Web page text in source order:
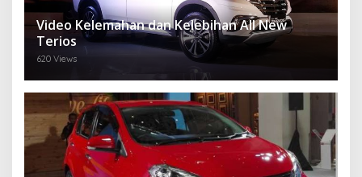
Video Kelemahan dan Kelebihan All New
Terios
620 Views